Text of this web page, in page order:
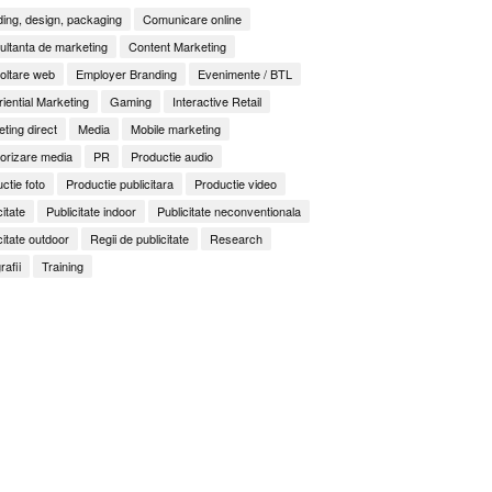
It Back, Pepsi! Nostalgia anilor 2000 devine o
nu mai concurează prin experiențe. Concurează
to Human. Cum construiește George Brand Love
design, packaging
Comunicare online
de marketing
Content Marketing
web
Employer Branding
Evenimente / BTL
Marketing
Gaming
Interactive Retail
direct
Media
Mobile marketing
media
PR
Productie audio
foto
Productie publicitara
Productie video
Publicitate indoor
Publicitate neconventionala
outdoor
Regii de publicitate
Research
Training